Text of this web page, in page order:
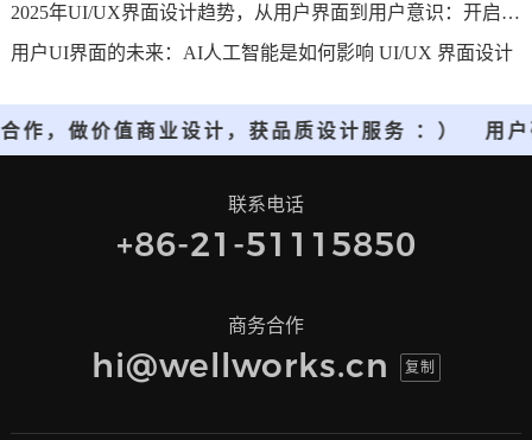
2025年UI/UX界面设计趋势，从用户界面到用户意识：开启人机交互的新纪元
用户UI界面的未来：AI人工智能是如何影响 UI/UX 界面设计
作，做价值商业设计，获品质设计服务 ：） 用
联系电话
+86-21-51115850
商务合作
hi@wellworks.cn 复制